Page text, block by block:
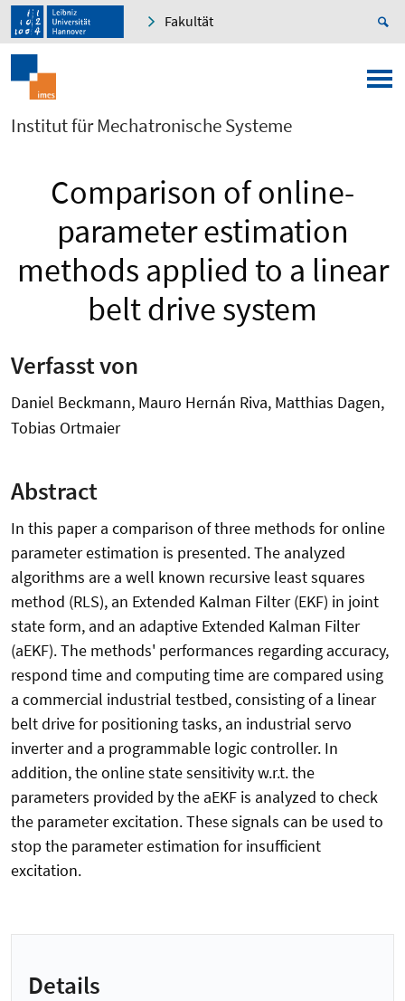
Fakultät
Institut für Mechatronische Systeme
Comparison of online-
parameter estimation
methods applied to a linear
belt drive system
Verfasst von
Daniel Beckmann, Mauro Hernán Riva, Matthias Dagen,
Tobias Ortmaier
Abstract
In this paper a comparison of three methods for online
parameter estimation is presented. The analyzed
algorithms are a well known recursive least squares
method (RLS), an Extended Kalman Filter (EKF) in joint
state form, and an adaptive Extended Kalman Filter
(aEKF). The methods' performances regarding accuracy,
respond time and computing time are compared using
a commercial industrial testbed, consisting of a linear
belt drive for positioning tasks, an industrial servo
inverter and a programmable logic controller. In
addition, the online state sensitivity w.r.t. the
parameters provided by the aEKF is analyzed to check
the parameter excitation. These signals can be used to
stop the parameter estimation for insufficient
excitation.
Details